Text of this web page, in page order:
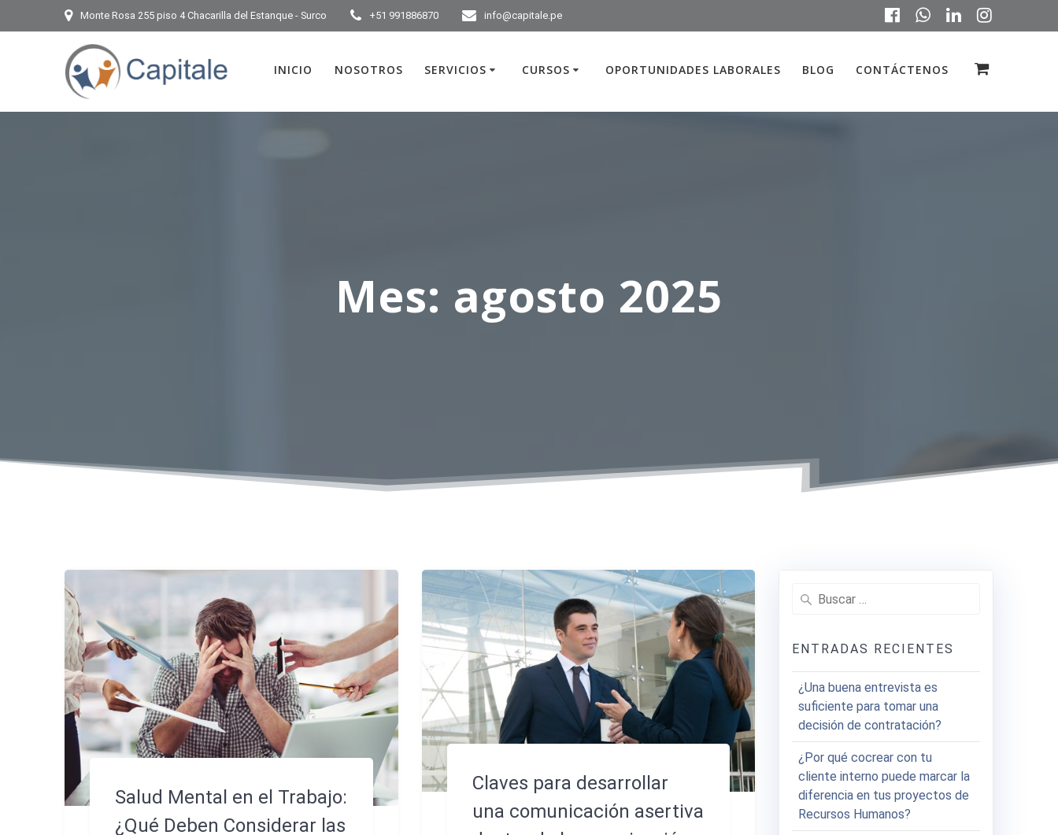
Monte Rosa 255 piso 4 Chacarilla del Estanque - Surco +51 991886870 info@capitale.pe
INICIO NOSOTROS SERVICIOS CURSOS OPORTUNIDADES LABORALES BLOG CONTÁCTENOS
Mes: agosto 2025
Salud Mental en el Trabajo:
¿Qué Deben Considerar las
Claves para desarrollar
una comunicación asertiva
Buscar:
ENTRADAS RECIENTES
¿Una buena entrevista es
suficiente para tomar una
decisión de contratación?
¿Por qué cocrear con tu
cliente interno puede marcar la
diferencia en tus proyectos de
Recursos Humanos?